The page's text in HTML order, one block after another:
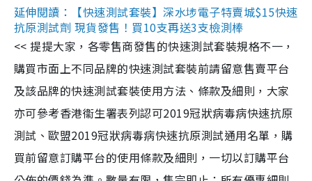
延伸閱讀：【快速測試套裝】深水埗電子特賣城$15快速
抗原測試劑 現貨發售！買10支再送3支檢測棒
<< 提提大家，各零售商發售的快速測試套裝規格不一，
購買市面上不同品牌的快速測試套裝前請留意售賣平台
及該品牌的快速測試套裝使用方法、條款及細則，大家
亦可參考香港衞生署表列認可2019冠狀病毒病快速抗原
測試、歐盟2019冠狀病毒病快速抗原測試通用名單，購
買前留意訂購平台的使用條款及細則，一切以訂購平台